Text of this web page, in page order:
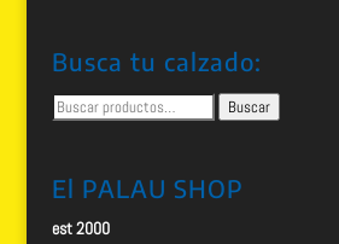
Busca tu calzado:
Buscar
por:
Buscar
El PALAU SHOP
est 2000